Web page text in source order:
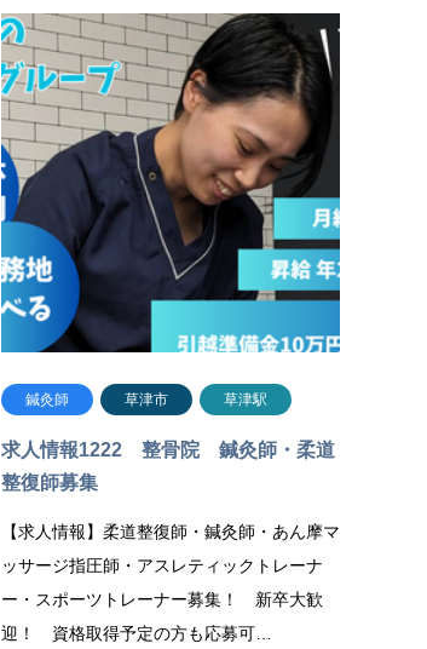
鍼灸師 草津市 草津駅
求人情報1222 整骨院 鍼灸師・柔道
整復師募集
【求人情報】​柔道整復師・鍼灸師・あん摩マ
ッサージ指圧師・アスレティックトレーナ
ー・スポーツトレーナー募集！ 新卒大歓
迎！ 資格取得予定の方も応募可…